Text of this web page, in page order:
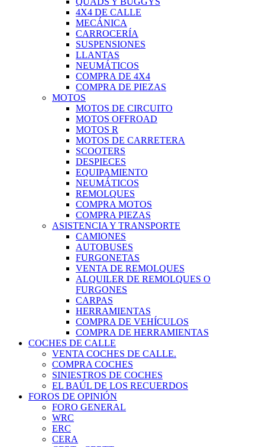
4X4 DE CALLE
MECÁNICA
CARROCERÍA
SUSPENSIONES
LLANTAS
NEUMÁTICOS
COMPRA DE 4X4
COMPRA DE PIEZAS
MOTOS
MOTOS DE CIRCUITO
MOTOS OFFROAD
MOTOS R
MOTOS DE CARRETERA
SCOOTERS
DESPIECES
EQUIPAMIENTO
NEUMÁTICOS
REMOLQUES
COMPRA MOTOS
COMPRA PIEZAS
ASISTENCIA Y TRANSPORTE
CAMIONES
AUTOBUSES
FURGONETAS
VENTA DE REMOLQUES
ALQUILER DE REMOLQUES O
FURGONES
CARPAS
HERRAMIENTAS
COMPRA DE VEHÍCULOS
COMPRA DE HERRAMIENTAS
COCHES DE CALLE
VENTA COCHES DE CALLE.
COMPRA COCHES
SINIESTROS DE COCHES
EL BAÚL DE LOS RECUERDOS
FOROS DE OPINIÓN
FORO GENERAL
WRC
ERC
CERA